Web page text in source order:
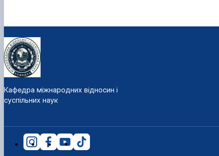
Кафедра міжнародних відносин і
суспільних наук